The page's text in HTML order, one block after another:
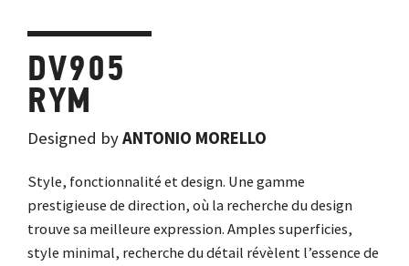
DV905
RYM
Designed byANTONIO MORELLO
Style, fonctionnalité et design. Une gamme
prestigieuse de direction, où la recherche du design
trouve sa meilleure expression. Amples superficies,
style minimal, recherche du détail révèlent l’essence de